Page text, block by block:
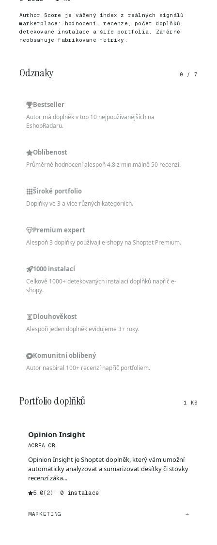
Author Score je vážený index z reálných signálů
marketplace: hodnocení, recenze, počet doplňků,
detekované instalace a šíře portfolia. Záměrně
neobsahuje fabrikované metriky.
Odznaky 0 / 7
Bestseller
Autor má doplněk v top 10 nejpoužívanějších na
EshopRadaru.
Oblíbenost
Průměrné hodnocení alespoň 4.8 z minimálně 50 recenzí.
Široké portfolio
Doplňky ve 3 a více různých kategoriích.
Premium expert
Alespoň 3 doplňky používají e-shopy na Shoptet Premium.
1000 instalací
Celkově 1000+ detekovaných instalací doplňků napříč e-
shopy.
Dlouhověkost
Alespoň jeden doplněk evidujeme 3+ roky.
Komunitní oblíbený
Autor nasbíral 100+ recenzí napříč portfoliem.
Portfolio doplňků 1 KS
Opinion Insight
ACREA CR
Opinion Insight je Shoptet doplněk, který vám umožní
automaticky analyzovat a sumarizovat desítky či stovky
recenzí záka...
5,0(2) · 0 instalace
MARKETING →